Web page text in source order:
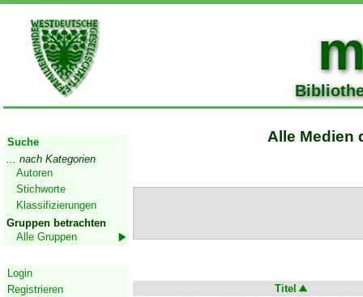
Suche
... nach Kategorien
Autoren
Stichworte
Klassifizierungen
Gruppen betrachten
Alle Gruppen
Login
Registrieren
Alle Medien
Titel